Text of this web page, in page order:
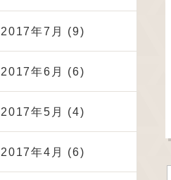
2017年7月 (9)
2017年6月 (6)
2017年5月 (4)
2017年4月 (6)